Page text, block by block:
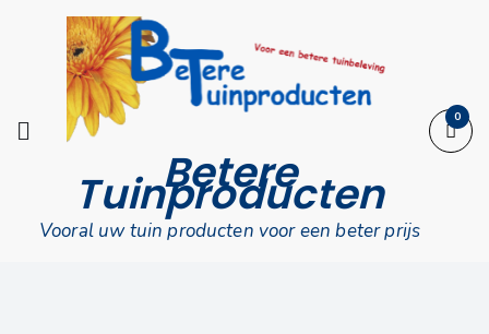
Betere
Tuinproducten
Vooral uw tuin producten voor een beter prijs
0